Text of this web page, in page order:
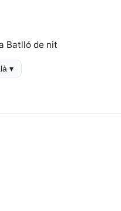
Batlló de nit
▾